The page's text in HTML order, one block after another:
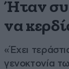
Ήταν
να
«Έχει
γενοκτονία